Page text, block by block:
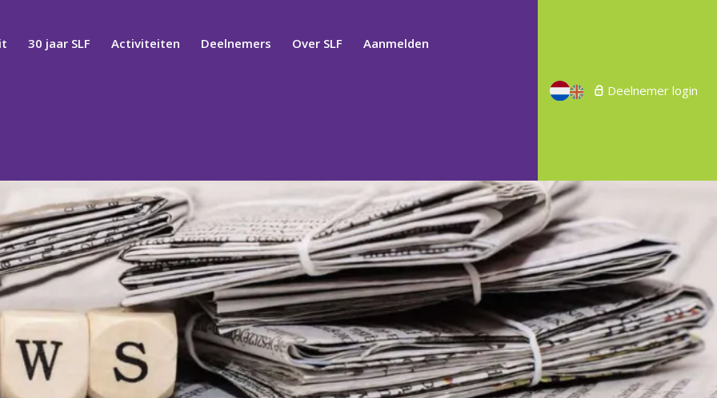
30 jaar SLF Activiteiten Deelnemers Over SLF Aanmelden
Deelnemer login